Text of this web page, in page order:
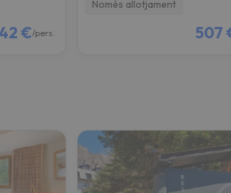
€/pers.
Només allotjament
507